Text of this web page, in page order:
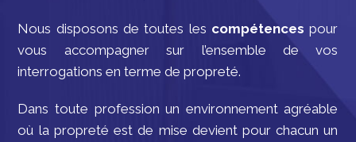
Nous disposons de toutes les compétences pour
vous accompagner sur l’ensemble de vos
interrogations en terme de propreté.
Dans toute profession un environnement agréable
où la propreté est de mise devient pour chacun un